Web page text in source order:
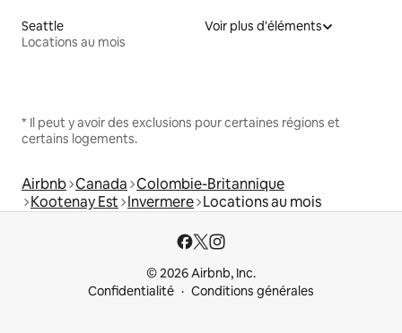
Seattle
Locations au mois
Voir plus d'éléments
* Il peut y avoir des exclusions pour certaines régions et
certains logements.
Airbnb Canada Colombie-Britannique
Kootenay Est Invermere Locations au mois
© 2026 Airbnb, Inc.
Confidentialité
Conditions générales